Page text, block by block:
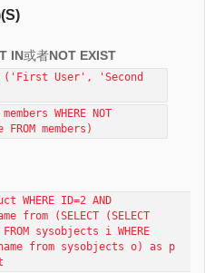
IN或者NOT EXIST
('First User', 'Second
WHERE NOT
FROM members)
WHERE ID=2 AND
from (SELECT (SELECT
sysobjects i WHERE
from sysobjects o) as p